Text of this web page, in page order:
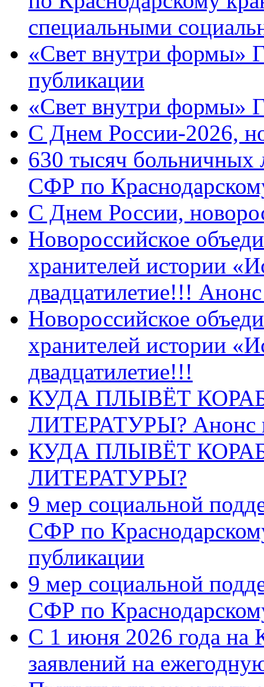
специальными
«Свет внутри формы»
публикации
«Свет внутри формы»
C Днем России-2026,
630 тысяч больничных
СФР по
C Днем России,
Новороссийское
хранителей истории
двадцатилетие!!!
Новороссийское
хранителей истории
двадцатилетие!!!
КУДА ПЛЫВЁТ
ЛИТЕРАТУРЫ? Анонс
КУДА ПЛЫВЁТ
ЛИТЕРАТУРЫ?
9 мер социальной
СФР по
публикации
9 мер социальной
СФР по
С 1 июня 2026 года на
заявлений на